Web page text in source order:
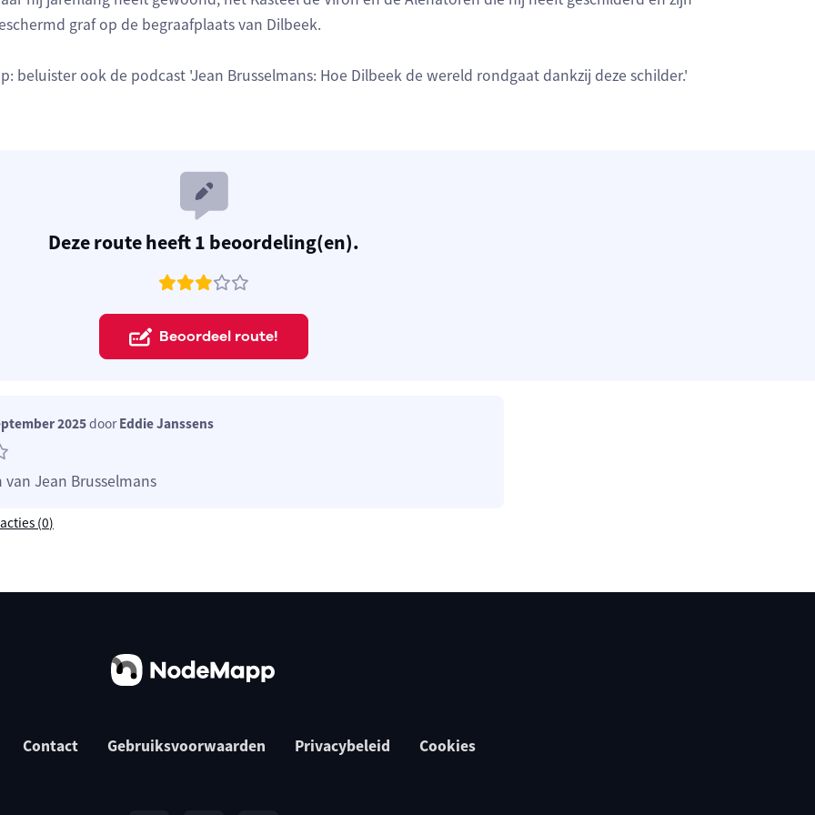
graf op de begraafplaats van Dilbeek.
beluister ook de podcast 'Jean Brusselmans: Hoe Dilbeek de wereld rondgaat dankzij deze schilder.'
Deze route heeft 1 beoordeling(en).
Beoordeel route!
2025doorEddie Janssens
Jean Brusselmans
(0)
Contact Gebruiksvoorwaarden Privacybeleid Cookies